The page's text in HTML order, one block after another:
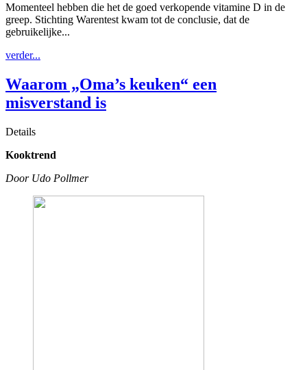
Momenteel hebben die het de goed verkopende vitamine D in de
greep. Stichting Warentest kwam tot de conclusie, dat de
gebruikelijke...
verder...
Waarom „Oma’s keuken“ een
misverstand is
Details
Kooktrend
Door Udo Pollmer